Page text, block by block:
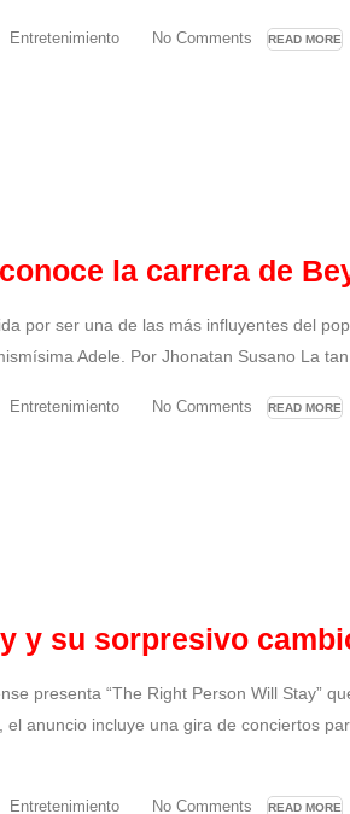
Entretenimiento No Comments READ MORE
la carrera de
por ser una de las más influyentes del
Adele. Por Jhonatan Susano La
Entretenimiento No Comments READ MORE
y su sorpresivo
presenta “The Right Person Will Stay”
el anuncio incluye una gira de conciertos
Entretenimiento No Comments READ MORE